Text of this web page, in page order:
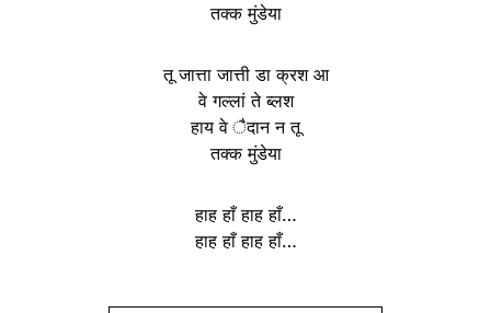
तक्क मुंडेया
तू जात्ता जात्ती डा क्रश आ
वे गल्लां ते ब्लश
हाय वे ैदान न तू
तक्क मुंडेया
हाह हाँ हाह हाँ…
हाह हाँ हाह हाँ…